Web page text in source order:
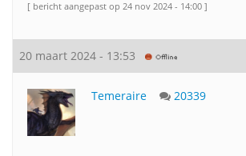
[ bericht aangepast op 24 nov 2024 - 14:00 ]
20 maart 2024 - 13:53
Temeraire 20339